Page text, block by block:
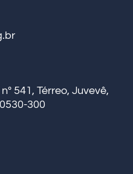
541, Térreo, Juvevê,
300